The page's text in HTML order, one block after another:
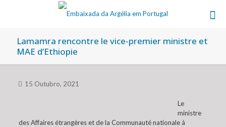
Lamamra rencontre le vice-premier ministre et
MAE d’Ethiopie
15 Outubro, 2021
Le
ministre
des Affaires étrangères et de la Communauté nationale à